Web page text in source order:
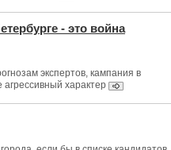
- это война
экспертов, кампания в
агрессивный характер